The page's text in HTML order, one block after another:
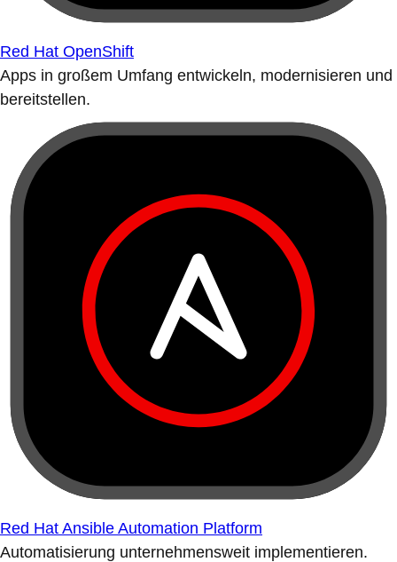
Red Hat OpenShift
Apps in großem Umfang entwickeln, modernisieren und
bereitstellen.
Red Hat Ansible Automation Platform
Automatisierung unternehmensweit implementieren.